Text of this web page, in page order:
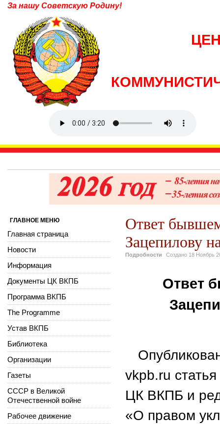
За нашу Советскую Родину!
Ответ
Зацепилову
Подробности Создано 18 Ноябрь
Ответ
vkpb.ru
ЦК ВКПБ и
«О правом
ГЛАВНОЕ МЕНЮ
Главная страница
Новости
Информация
Документы ЦК ВКПБ
Программа ВКПБ
The Programme
Устав ВКПБ
Библиотека
Организации
Газеты
СССР в Великой
Отечественной войне
Рабочее движение